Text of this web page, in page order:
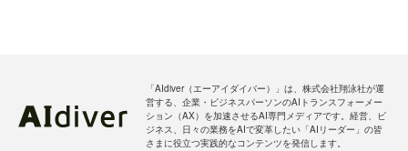
「AIdiver（エーアイダイバー）」は、株式会社翔泳社が運
営する、企業・ビジネスパーソンのAIトランスフォーメー
ション（AX）を加速させるAI専門メディアです。経営、ビ
ジネス、日々の業務をAIで変革したい「AIリーダー」の皆
さまに役立つ実践的なコンテンツを発信します。